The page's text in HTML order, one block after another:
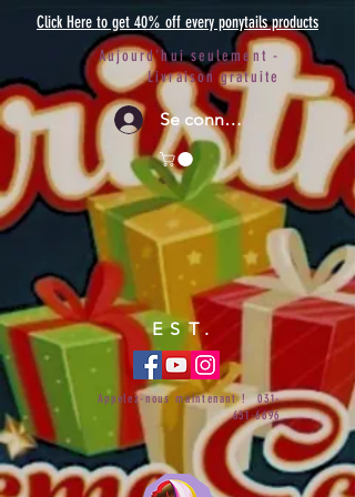
Click Here to get 40% off every ponytails products
Aujourd'hui seulement -
Livraison gratuite
Se connecter
EST.
Appelez-nous maintenant !031-
651-6696